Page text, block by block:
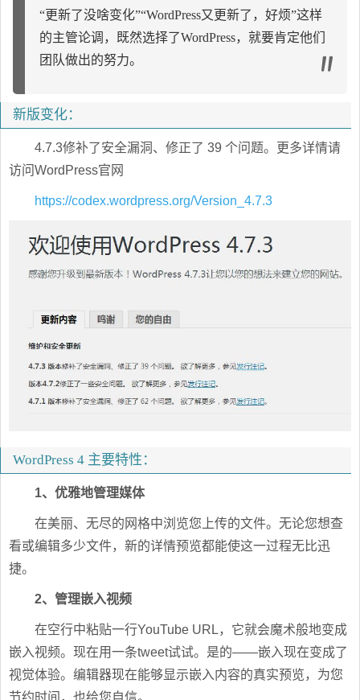
“更新了没啥变化”“WordPress又更新了，好烦”这样
的主管论调，既然选择了WordPress，就要肯定他们
团队做出的努力。
新版变化：
4.7.3修补了安全漏洞、修正了 39 个问题。更多详情请
访问WordPress官网
https://codex.wordpress.org/Version_4.7.3
WordPress 4 主要特性：
1、优雅地管理媒体
在美丽、无尽的网格中浏览您上传的文件。无论您想查
看或编辑多少文件，新的详情预览都能使这一过程无比迅
捷。
2、管理嵌入视频
在空行中粘贴一行YouTube URL，它就会魔术般地变成
嵌入视频。现在用一条tweet试试。是的——嵌入现在变成了
视觉体验。编辑器现在能够显示嵌入内容的真实预览，为您
节约时间，也给您自信。